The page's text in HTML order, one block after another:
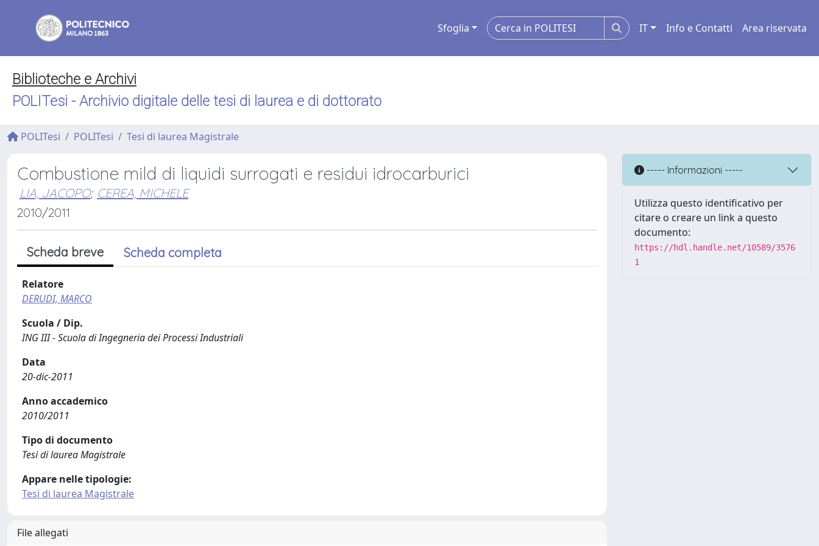
Sfoglia IT Info e Contatti Area riservata
Biblioteche e Archivi
POLITesi - Archivio digitale delle tesi di laurea e di dottorato
POLITesi POLITesi Tesi di laurea Magistrale
Combustione mild di liquidi surrogati e residui idrocarburici
LIA, JACOPO; CEREA, MICHELE
2010/2011
Scheda breve Scheda completa
Relatore
DERUDI, MARCO
Scuola / Dip.
ING III - Scuola di Ingegneria dei Processi Industriali
Data
20-dic-2011
Anno accademico
2010/2011
Tipo di documento
Tesi di laurea Magistrale
Appare nelle tipologie:
Tesi di laurea Magistrale
File allegati
----- Informazioni -----
Utilizza questo identificativo per
citare o creare un link a questo
documento:
https://hdl.handle.net/10589/3576
1